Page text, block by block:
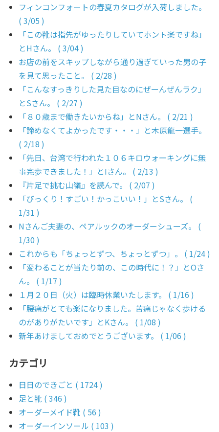
フィンコンフォートの春夏カタログが入荷しました。
( 3/05 )
「この靴は指先がゆったりしていてホント楽ですね」
とHさん。 ( 3/04 )
お店の前をスキップしながら通り過ぎていった男の子
を見て思ったこと。 ( 2/28 )
「こんなすっきりした見た目なのにぜーんぜんラク」
とSさん。 ( 2/27 )
「８０歳まで働きたいからね」とNさん。 ( 2/21 )
「諦めなくてよかったです・・・」と木原龍一選手。
( 2/18 )
「先日、台湾で行われた１０６キロウォーキングに無
事完歩できました！」とIさん。 ( 2/13 )
『片足で挑む山嶺』を読んで。 ( 2/07 )
「びっくり！すごい！かっこいい！」とSさん。 (
1/31 )
Nさんご夫妻の、ペアルックのオーダーシューズ。 (
1/30 )
これからも「ちょっとずつ、ちょっとずつ」。 ( 1/24 )
「変わることが当たり前の、この時代に！？」とOさ
ん。 ( 1/17 )
１月２０日（火）は臨時休業いたします。 ( 1/16 )
「腰痛がとても楽になりました。苦痛じゃなく歩ける
のがありがたいです」とKさん。 ( 1/08 )
新年あけましておめでとうございます。 ( 1/06 )
カテゴリ
日日のできごと ( 1724 )
足と靴 ( 346 )
オーダーメイド靴 ( 56 )
オーダーインソール ( 103 )